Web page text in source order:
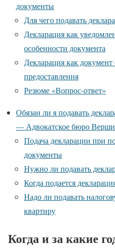
документы
Для чего подавать
Декларация как
особенности документа
Декларация как
предоставления
Резюме «Вопрос-ответ»
Обязан ли я подавать
— Адвокатское бюро
Подача декларации при
документы
Нужно ли подавать
Когда подается
Надо ли подавать
квартиру
Когда и за какие